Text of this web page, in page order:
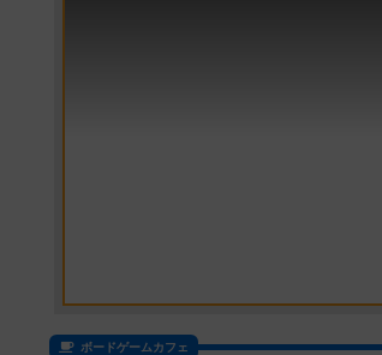
ボードゲームカフェ